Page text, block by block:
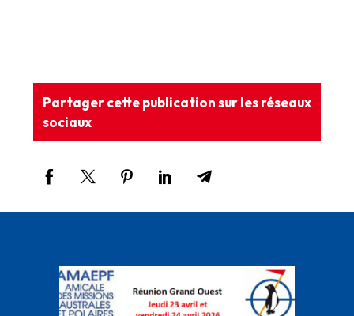
Partager cette publication sur les réseaux
sociaux